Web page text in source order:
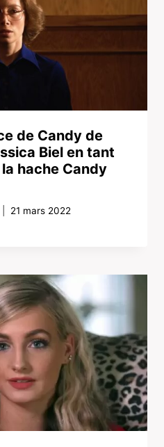
de Candy de
Biel en tant
hache Candy
21 mars 2022